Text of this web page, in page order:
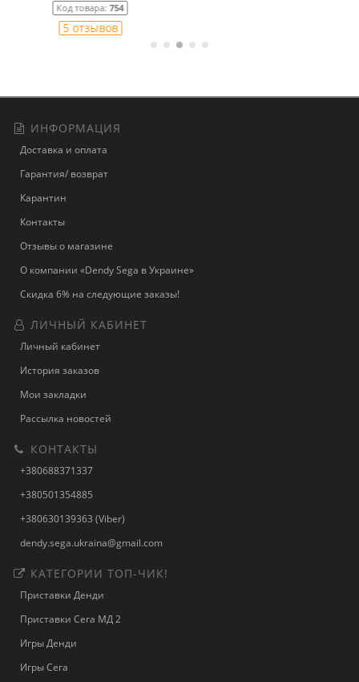
ИНФОРМАЦИЯ
Доставка и оплата
Гарантия/ возврат
Карантин
Контакты
Отзывы о магазине
О компании «Dendy Sega в Украине»
Скидка 6% на следующие заказы!
ЛИЧНЫЙ КАБИНЕТ
Личный кабинет
История заказов
Мои закладки
Рассылка новостей
КОНТАКТЫ
+380688371337
+380501354885
+380630139363 (Viber)
dendy.sega.ukraina@gmail.com
КАТЕГОРИИ ТОП-ЧИК!
Приставки Денди
Приставки Сега МД 2
Игры Денди
Игры Сега